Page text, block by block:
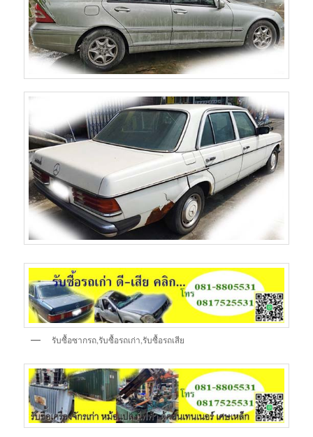
รับซื้อซากรถ,รับซื้อรถเก่า,รับซื้อรถเสีย